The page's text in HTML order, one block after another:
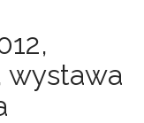
wystawa